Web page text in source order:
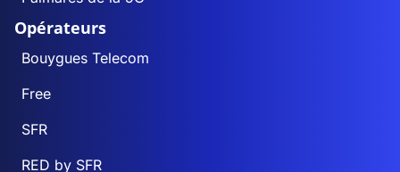
Opérateurs
Bouygues Telecom
Free
SFR
RED by SFR